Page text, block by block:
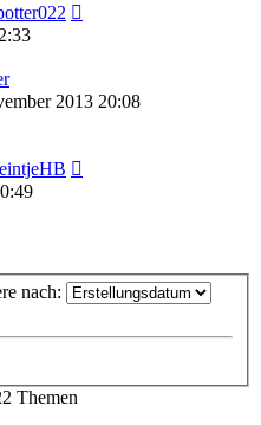
2013 20:08
nach:
Themen